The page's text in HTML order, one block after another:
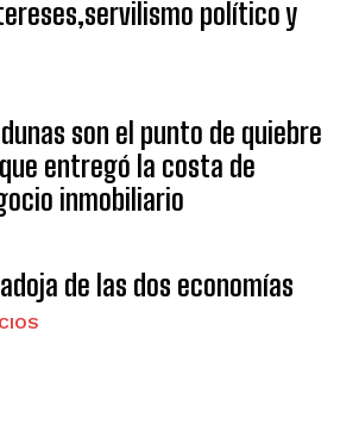
político y
son el punto de quiebre
entregó la costa de
inmobiliario
de las dos economías